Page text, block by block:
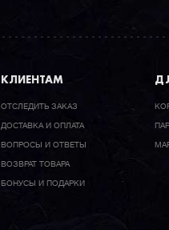
КЛИЕНТАМ
ОТСЛЕДИТЬ ЗАКАЗ
ДОСТАВКА И ОПЛАТА
ВОПРОСЫ И ОТВЕТЫ
ВОЗВРАТ ТОВАРА
БОНУСЫ И ПОДАРКИ